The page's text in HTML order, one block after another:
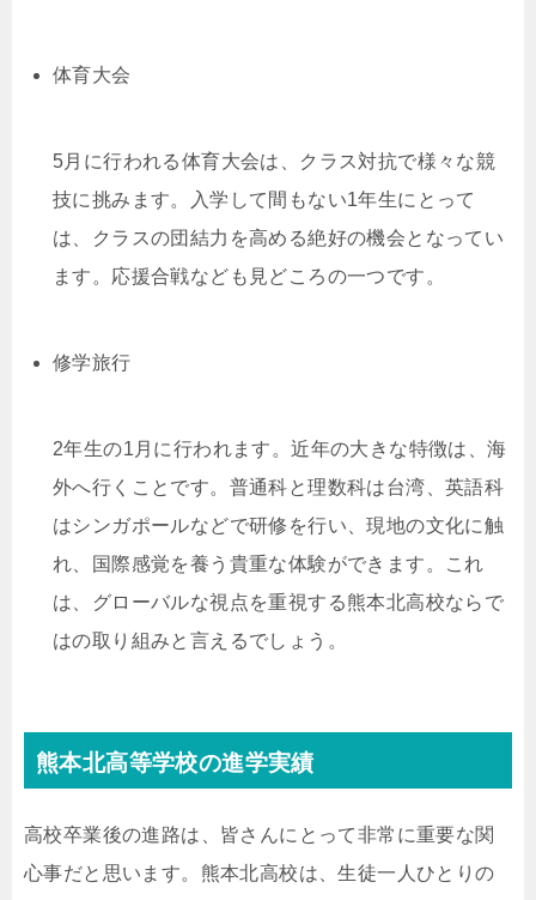
体育大会
5月に行われる体育大会は、クラス対抗で様々な競
技に挑みます。入学して間もない1年生にとって
は、クラスの団結力を高める絶好の機会となってい
ます。応援合戦なども見どころの一つです。
修学旅行
2年生の1月に行われます。近年の大きな特徴は、海
外へ行くことです。普通科と理数科は台湾、英語科
はシンガポールなどで研修を行い、現地の文化に触
れ、国際感覚を養う貴重な体験ができます。これ
は、グローバルな視点を重視する熊本北高校ならで
はの取り組みと言えるでしょう。
熊本北高等学校の進学実績
高校卒業後の進路は、皆さんにとって非常に重要な関
心事だと思います。熊本北高校は、生徒一人ひとりの